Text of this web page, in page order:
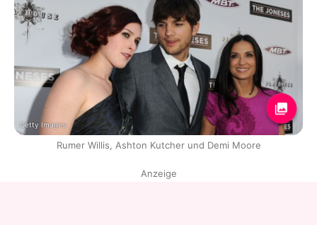
Getty Images
Rumer Willis, Ashton Kutcher und Demi Moore
Anzeige